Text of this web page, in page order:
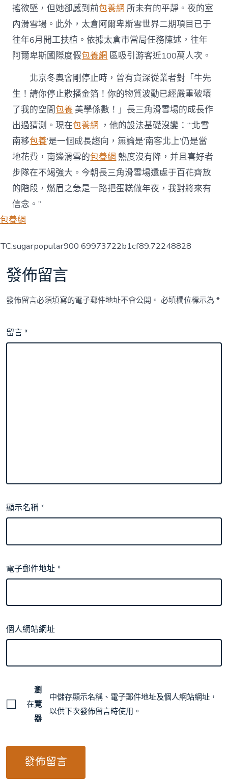
搖欲墜，但她卻感到前包養網 所未有的平靜。夜的室
內滑雪場。此外，太倉阿爾卑斯雪世界二期項目已于
往年6月開工扶植。依據太倉市當局任務陳述，往年
阿爾卑斯國際度假包養網 區吸引游客近100萬人次。
北京冬奧會剛停止時，曾有資深從業者對「牛先
生！請你停止散播金箔！你的物質波動已經嚴重破壞
了我的空間包養 美學係數！」長三角滑雪場的成長作
出過猜測。現在包養網 ，他的設法基礎沒變：“‘北雪
南移包養’是一個成長趨向，無論是‘南客北上’仍是當
地花費，南邊滑雪的包養網 熱度沒有降，并且喜好者
步隊在不竭強大。今朝長三角滑雪場還處于百花齊放
的階段，燃眉之急是一路把蛋糕做年夜，我對將來有
信念。”
包養網
TC:sugarpopular900 69973722b1cf89.72248828
發佈留言
發佈留言必須填寫的電子郵件地址不會公開。 必填欄位標示為*
留言*
顯示名稱*
電子郵件地址*
個人網站網址
在
瀏
覽
器
中儲存顯示名稱、電子郵件地址及個人網站網址，
以供下次發佈留言時使用。